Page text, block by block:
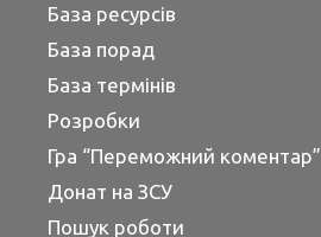
База ресурсів
База порад
База термінів
Розробки
Гра “Переможний коментар”
Донат на ЗСУ
Пошук роботи